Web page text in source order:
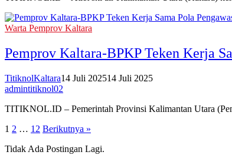
Warta Pemprov Kaltara
Pemprov Kaltara-BPKP Teken Kerja
TitiknolKaltara14 Juli 202514 Juli 2025
admintitiknol02
TITIKNOL.ID – Pemerintah Provinsi Kalimantan Utara
Paginasi
pos
1 2 … 12 Berikutnya »
Tidak Ada Postingan Lagi.